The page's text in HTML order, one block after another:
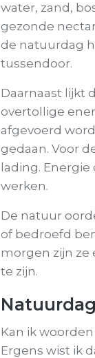
water, zand,
gezonde
de natuurdag
tussendoor.
Daarnaast lijkt
overtollige
afgevoerd
gedaan. Voor
lading.
werken.
De natuur
of bedroefd
morgen zijn ze
te zijn.
Kan ik
Ergens wist ik